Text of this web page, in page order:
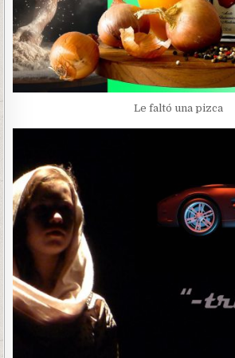
Le faltó una pizca